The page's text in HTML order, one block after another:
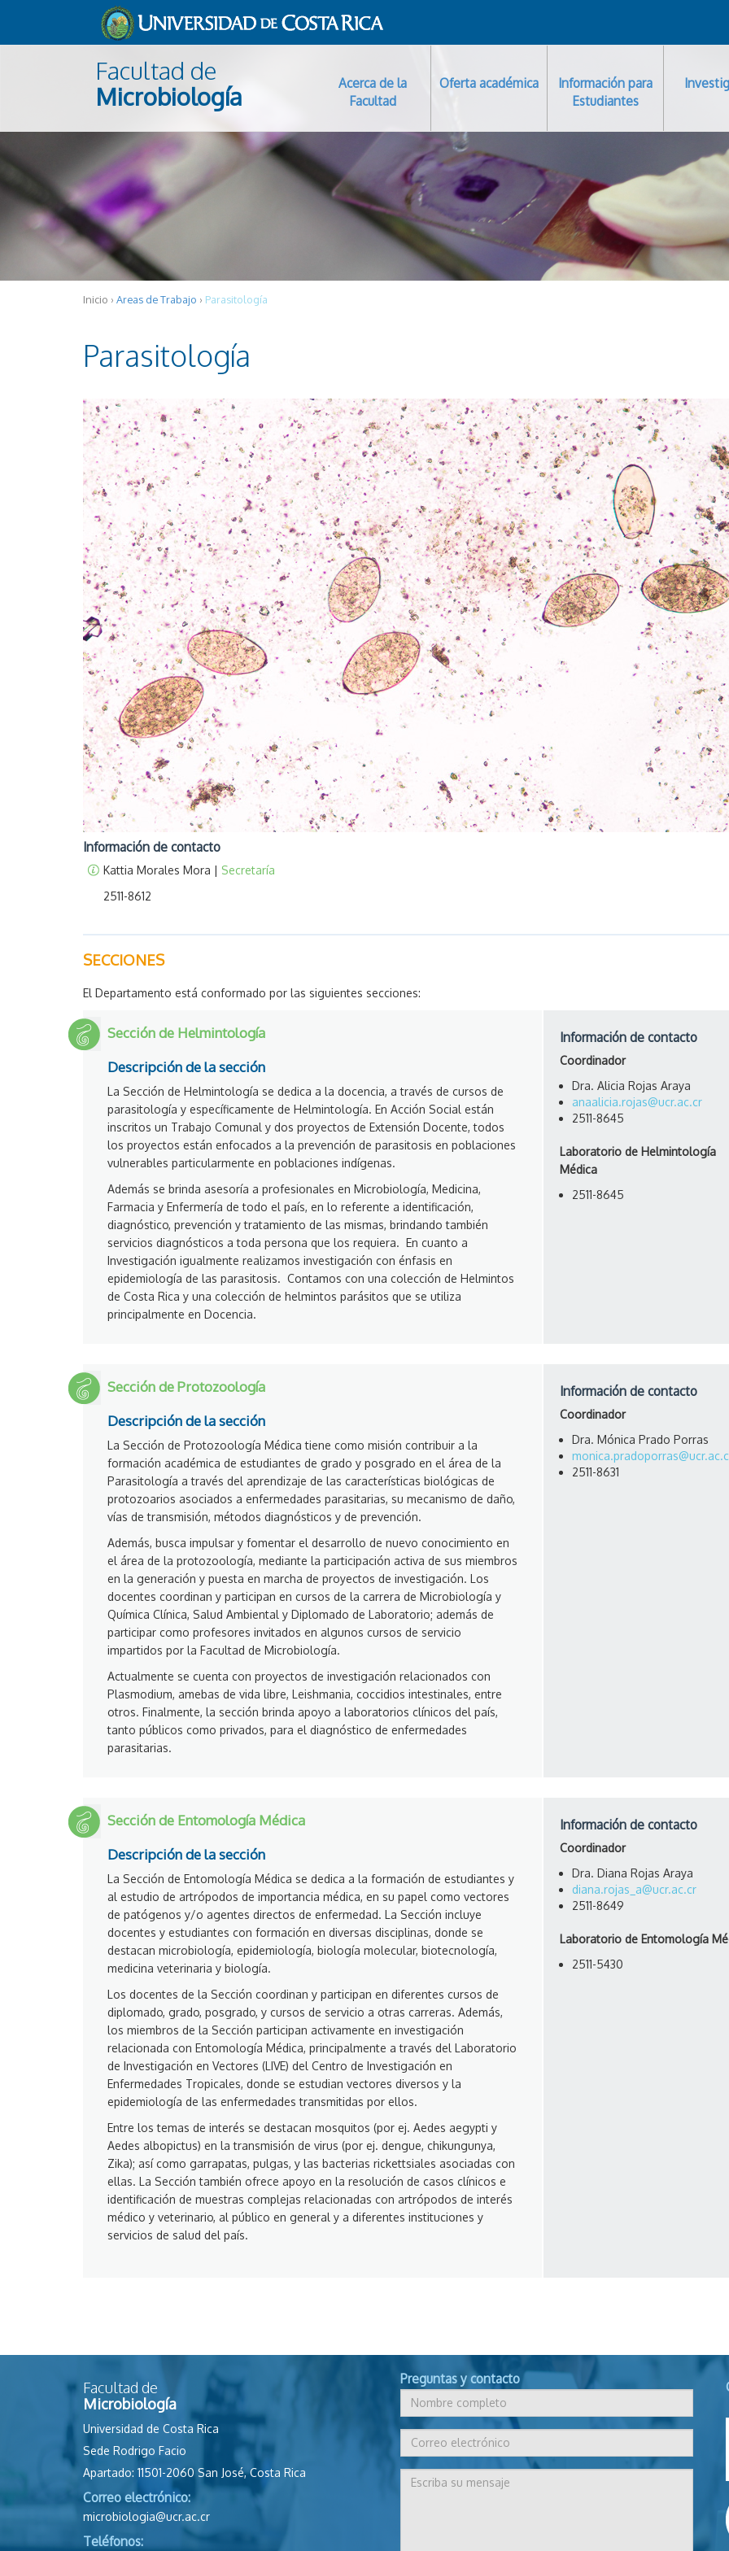
Pasar al contenido principal
Facultad de
Microbiología
Acerca de la
Facultad
Oferta académica
Información para
Estudiantes
Inicio › Areas de Trabajo › Parasitología
Parasitología
Información de contacto
Kattia Morales Mora | Secretaría
2511-8612
SECCIONES
El Departamento está conformado por las siguientes secciones:
Sección de Helmintología
Descripción de la sección
La Sección de Helmintología se dedica a la docencia, a través de cursos de
parasitología y específicamente de Helmintología. En Acción Social están
inscritos un Trabajo Comunal y dos proyectos de Extensión Docente, todos
los proyectos están enfocados a la prevención de parasitosis en poblaciones
vulnerables particularmente en poblaciones indígenas.
Además se brinda asesoría a profesionales en Microbiología, Medicina,
Farmacia y Enfermería de todo el país, en lo referente a identificación,
diagnóstico, prevención y tratamiento de las mismas, brindando también
servicios diagnósticos a toda persona que los requiera. En cuanto a
Investigación igualmente realizamos investigación con énfasis en
epidemiología de las parasitosis. Contamos con una colección de Helmintos
de Costa Rica y una colección de helmintos parásitos que se utiliza
principalmente en Docencia.
Información de contacto
Coordinador
Dra. Alicia Rojas Araya
anaalicia.rojas@ucr.ac.cr
2511-8645
Laboratorio de Helmintología
Médica
2511-8645
Sección de Protozoología
Descripción de la sección
La Sección de Protozoología Médica tiene como misión contribuir a la
formación académica de estudiantes de grado y posgrado en el área de la
Parasitología a través del aprendizaje de las características biológicas de
protozoarios asociados a enfermedades parasitarias, su mecanismo de daño,
vías de transmisión, métodos diagnósticos y de prevención.
Además, busca impulsar y fomentar el desarrollo de nuevo conocimiento en
el área de la protozoología, mediante la participación activa de sus miembros
en la generación y puesta en marcha de proyectos de investigación. Los
docentes coordinan y participan en cursos de la carrera de Microbiología y
Química Clínica, Salud Ambiental y Diplomado de Laboratorio; además de
participar como profesores invitados en algunos cursos de servicio
impartidos por la Facultad de Microbiología.
Actualmente se cuenta con proyectos de investigación relacionados con
Plasmodium, amebas de vida libre, Leishmania, coccidios intestinales, entre
otros. Finalmente, la sección brinda apoyo a laboratorios clínicos del país,
tanto públicos como privados, para el diagnóstico de enfermedades
parasitarias.
Información de contacto
Coordinador
Dra. Mónica Prado Porras
2511-8631
Sección de Entomología Médica
Descripción de la sección
La Sección de Entomología Médica se dedica a la formación de estudiantes y
al estudio de artrópodos de importancia médica, en su papel como vectores
de patógenos y/o agentes directos de enfermedad. La Sección incluye
docentes y estudiantes con formación en diversas disciplinas, donde se
destacan microbiología, epidemiología, biología molecular, biotecnología,
medicina veterinaria y biología.
Los docentes de la Sección coordinan y participan en diferentes cursos de
diplomado, grado, posgrado, y cursos de servicio a otras carreras. Además,
los miembros de la Sección participan activamente en investigación
relacionada con Entomología Médica, principalmente a través del Laboratorio
de Investigación en Vectores (LIVE) del Centro de Investigación en
Enfermedades Tropicales, donde se estudian vectores diversos y la
epidemiología de las enfermedades transmitidas por ellos.
Entre los temas de interés se destacan mosquitos (por ej. Aedes aegypti y
Aedes albopictus) en la transmisión de virus (por ej. dengue, chikungunya,
Zika); así como garrapatas, pulgas, y las bacterias rickettsiales asociadas con
ellas. La Sección también ofrece apoyo en la resolución de casos clínicos e
identificación de muestras complejas relacionadas con artrópodos de interés
médico y veterinario, al público en general y a diferentes instituciones y
servicios de salud del país.
Información de contacto
Coordinador
Dra. Diana Rojas Araya
diana.rojas_a@ucr.ac.cr
2511-8649
Laboratorio de Entomología
2511-5430
Facultad de
Microbiología
Universidad de Costa Rica
Sede Rodrigo Facio
Apartado: 11501-2060 San José, Costa Rica
Correo electrónico:
microbiologia@ucr.ac.cr
Teléfonos:
Preguntas y contacto